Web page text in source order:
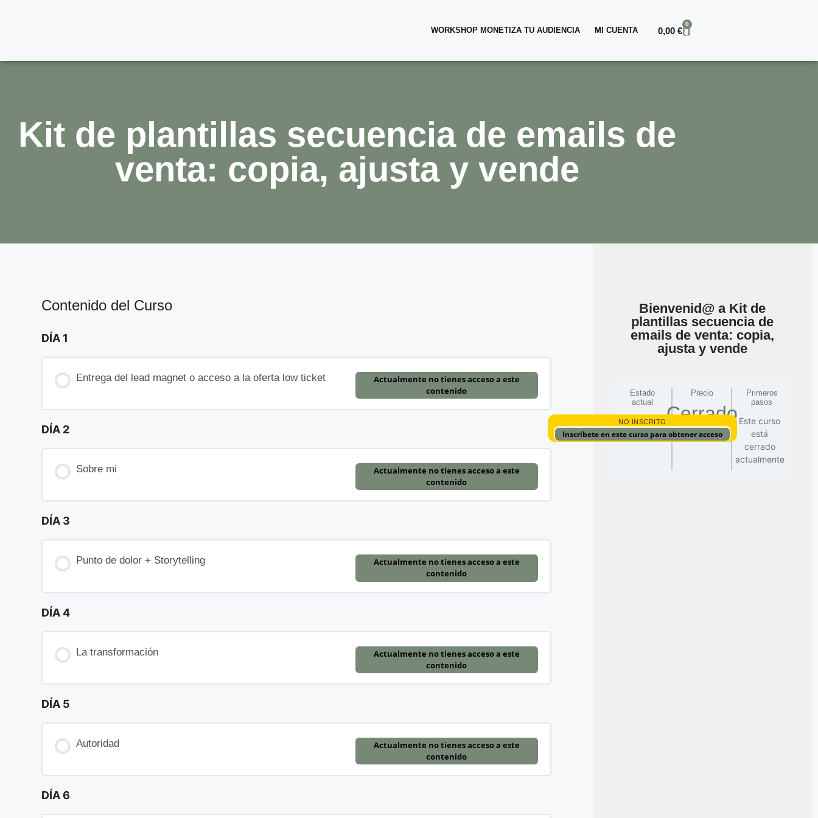
WORKSHOP MONETIZA TU AUDIENCIA MI CUENTA 0,00 €
0
Kit de plantillas secuencia de emails de
venta: copia, ajusta y vende
Contenido del Curso
DÍA 1
Entrega del lead magnet o acceso a la oferta low ticket
Actualmente no tienes acceso a este
contenido
DÍA 2
Sobre mi
Actualmente no tienes acceso a este
contenido
DÍA 3
Punto de dolor + Storytelling
Actualmente no tienes acceso a este
contenido
DÍA 4
La transformación
Actualmente no tienes acceso a este
contenido
DÍA 5
Autoridad
Actualmente no tienes acceso a este
contenido
DÍA 6
Bienvenid@ a Kit de
plantillas secuencia de
emails de venta: copia,
ajusta y vende
Estado
actual
NO INSCRITO
Inscríbete en este curso para obtener acceso
Precio
Cerrado
Primeros
pasos
Este curso
está
cerrado
actualmente